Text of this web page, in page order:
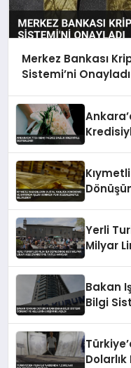
Merkez Bankası
Sistemi’ni Onayladı
Yerli
Milyar
Bakan
Bilgi
Dolarlık